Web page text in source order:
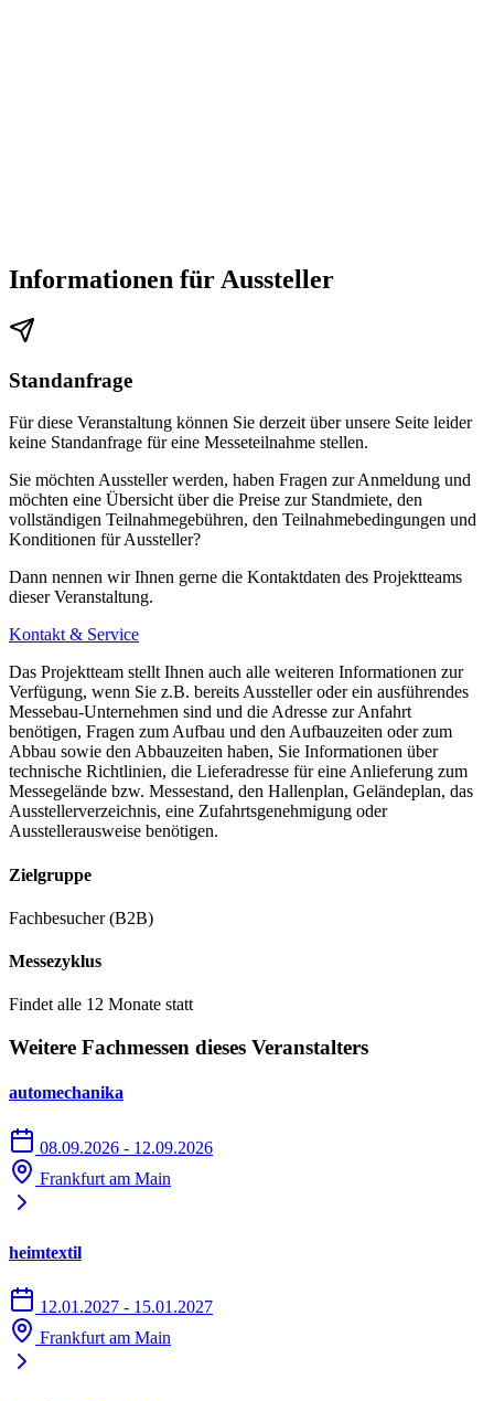
drei Stationen bis zur Haltestelle „Festhalle/Messe“. Hier
Wie komme ich vom Flughafen zum Messegelände Frankfurt?
Vom Flughafen Frankfurt am Main erreichen Sie das Messegelände
mit dem Taxi oder Auto in 15 Minuten zum „Eingang City"/
Festhalle, „Eingang Galleria" oder zum „Eingang Portalhaus" sowie
zum Congress Center und Kap Europa.
Ost gelangen Sie vom Flughafen zum Hauptbahnhof. Die S-Bahnen
S3, 4, 5 und 6 bringen Sie dann von dort direkt zur Haltestelle
„Frankfurt (Main) Messe“.
Wo kann ich an der Messe Frankfurt parken?
Zu den Veranstaltungen der Messe Frankfurt gibt ausreichende
Parkmöglichkeiten. Bei Öffnung des Messeparkhauses „Rebstock“
Beschilderung
Tor Ost: „Brüsseler Straße"
Tor 8 und 9: „Katharinenkreisel", folgen Sie ab dort der
Beschilderung
(CMF)/Maritim Hotel, Theodor-Heuss-Allee 3–5”
Gibt es an der Messe Frankfurt Behindertenparkplätze?
Informationen für Aussteller
Standanfrage
Für diese Veranstaltung können Sie derzeit über unsere Seite leider
keine Standanfrage für eine Messeteilnahme stellen.
Sie möchten Aussteller werden, haben Fragen zur Anmeldung und
möchten eine Übersicht über die Preise zur Standmiete, den
vollständigen Teilnahmegebühren, den Teilnahmebedingungen und
Konditionen für Aussteller?
Dann nennen wir Ihnen gerne die Kontaktdaten des Projektteams
dieser Veranstaltung.
Kontakt & Service
Das Projektteam stellt Ihnen auch alle weiteren Informationen zur
Verfügung, wenn Sie z.B. bereits Aussteller oder ein ausführendes
Messebau-Unternehmen sind und die Adresse zur Anfahrt
benötigen, Fragen zum Aufbau und den Aufbauzeiten oder zum
Abbau sowie den Abbauzeiten haben, Sie Informationen über
technische Richtlinien, die Lieferadresse für eine Anlieferung zum
Messegelände bzw. Messestand, den Hallenplan, Geländeplan, das
Ausstellerverzeichnis, eine Zufahrtsgenehmigung oder
Ausstellerausweise benötigen.
Zielgruppe
Fachbesucher (B2B)
Messezyklus
Findet alle 12 Monate statt
Weitere Fachmessen dieses Veranstalters
automechanika
08.09.2026 - 12.09.2026
Frankfurt am Main
heimtextil
12.01.2027 - 15.01.2027
Frankfurt am Main